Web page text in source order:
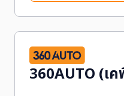
360AUTO (เ